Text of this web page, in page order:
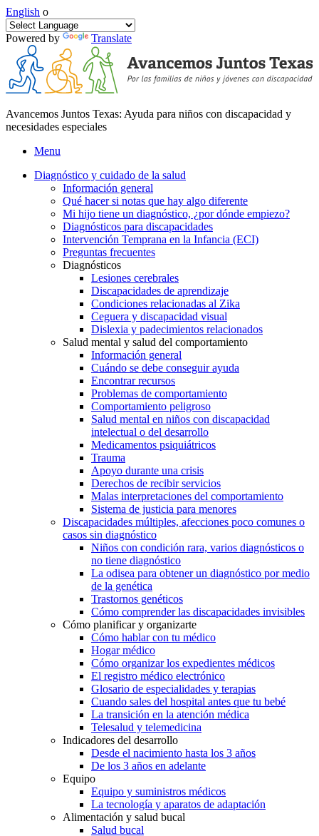
English o
Powered by Translate
Avancemos Juntos Texas: Ayuda para niños con discapacidad y
necesidades especiales
Menu
Diagnóstico y cuidado de la salud
Información general
Qué hacer si notas que hay algo diferente
Mi hijo tiene un diagnóstico, ¿por dónde empiezo?
Diagnósticos para discapacidades
Intervención Temprana en la Infancia (ECI)
Preguntas frecuentes
Diagnósticos
Lesiones cerebrales
Discapacidades de aprendizaje
Condiciones relacionadas al Zika
Ceguera y discapacidad visual
Dislexia y padecimientos relacionados
Salud mental y salud del comportamiento
Información general
Cuándo se debe conseguir ayuda
Encontrar recursos
Problemas de comportamiento
Comportamiento peligroso
Salud mental en niños con discapacidad
intelectual o del desarrollo
Medicamentos psiquiátricos
Trauma
Apoyo durante una crisis
Derechos de recibir servicios
Malas interpretaciones del comportamiento
Sistema de justicia para menores
Discapacidades múltiples, afecciones poco comunes o
casos sin diagnóstico
Niños con condición rara, varios diagnósticos o
no tiene diagnóstico
La odisea para obtener un diagnóstico por medio
de la genética
Trastornos genéticos
Cómo comprender las discapacidades invisibles
Cómo planificar y organizarte
Cómo hablar con tu médico
Hogar médico
Cómo organizar los expedientes médicos
El registro médico electrónico
Glosario de especialidades y terapias
Cuando sales del hospital antes que tu bebé
La transición en la atención médica
Telesalud y telemedicina
Indicadores del desarrollo
Desde el nacimiento hasta los 3 años
De los 3 años en adelante
Equipo
Equipo y suministros médicos
La tecnología y aparatos de adaptación
Alimentación y salud bucal
Salud bucal